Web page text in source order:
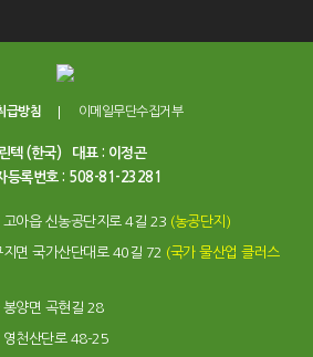
급방침 이메일무단수집거부
텍 (한국)
대표 : 이정곤
등록번호 : 508-81-23281
고아읍 신농공단지로 4길 23 (농공단지)
지면 국가산단대로 40길 72 (국가 물산업 클러스
봉양면 곡현길 28
영천산단로 48-25